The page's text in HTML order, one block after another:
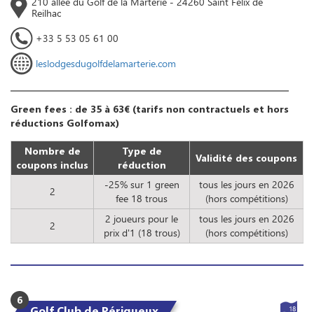
Reilhac
+33 5 53 05 61 00
leslodgesdugolfdelamarterie.com
Green fees : de 35 à 63€ (tarifs non contractuels et hors
réductions Golfomax)
Nombre de
coupons inclus
Type de
réduction
Validité des coupons
2
-25% sur 1 green
fee 18 trous
tous les jours en 2026
(hors compétitions)
2
2 joueurs pour le
prix d'1 (18 trous)
tous les jours en 2026
(hors compétitions)
6
18